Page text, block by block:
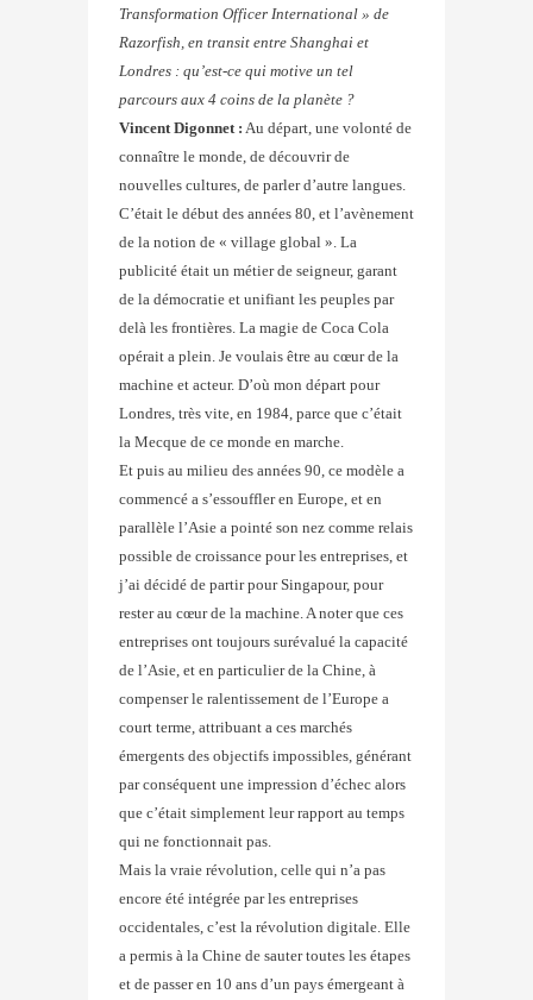
Transformation Officer International » de
Razorfish, en transit entre Shanghai et
Londres : qu’est-ce qui motive un tel
parcours aux 4 coins de la planète ?
Vincent Digonnet : Au départ, une volonté de
connaître le monde, de découvrir de
nouvelles cultures, de parler d’autre langues.
C’était le début des années 80, et l’avènement
de la notion de « village global ». La
publicité était un métier de seigneur, garant
de la démocratie et unifiant les peuples par
delà les frontières. La magie de Coca Cola
opérait a plein. Je voulais être au cœur de la
machine et acteur. D’où mon départ pour
Londres, très vite, en 1984, parce que c’était
la Mecque de ce monde en marche.
Et puis au milieu des années 90, ce modèle a
commencé a s’essouffler en Europe, et en
parallèle l’Asie a pointé son nez comme relais
possible de croissance pour les entreprises, et
j’ai décidé de partir pour Singapour, pour
rester au cœur de la machine. A noter que ces
entreprises ont toujours surévalué la capacité
de l’Asie, et en particulier de la Chine, à
compenser le ralentissement de l’Europe a
court terme, attribuant a ces marchés
émergents des objectifs impossibles, générant
par conséquent une impression d’échec alors
que c’était simplement leur rapport au temps
qui ne fonctionnait pas.
Mais la vraie révolution, celle qui n’a pas
encore été intégrée par les entreprises
occidentales, c’est la révolution digitale. Elle
a permis à la Chine de sauter toutes les étapes
et de passer en 10 ans d’un pays émergeant à